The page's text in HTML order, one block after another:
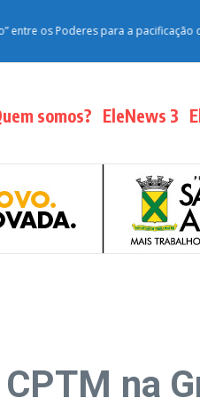
Poderes para a pacificação do País
somos? EleNews 3
na